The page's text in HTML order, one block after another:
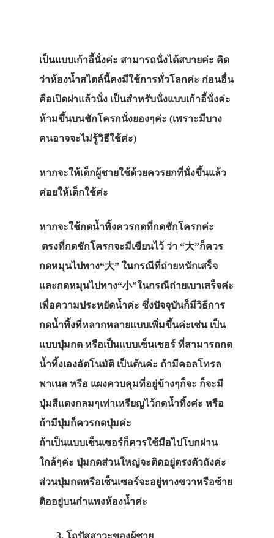
เป็นแบบเก้าอี้นั่งค่ะ สามารถนั่งได้สบายค่ะ คิด
ว่าห้องน้ำสไตล์นี้คงมีใช้การทั่วโลกค่ะ ก่อนอื่น
คือเปิดฝาแล้วนั่ง เป็นสำหรับนั่งแบบเก้าอี้นั่งค่ะ
ห้ามขึ้นบนชักโครกนั่งยองๆค่ะ (เพราะมีบาง
คนอาจจะไม่รู้วิธีใช้ค่ะ)
หากจะให้เด็กผู้ชายใช้ด้วยควรยกที่นั่งขึ้นแล้ว
ค่อยให้เด็กใช้ค่ะ
หากจะใช้กดน้ำทิ้งควรกดที่กดชักโครกค่ะ
ตรงที่กดชักโครกจะมีเขียนไว้ ว่า “大”ก็ควร
กดหมุนไปทาง“大” ในกรณีที่ถ่ายหนักเสร็จ
และกดหมุนไปทาง“小”ในกรณีถ่ายเบาเสร็จค่ะ
เพื่อความประหยัดน้ำค่ะ ซึ่งปัจจุบันก็มีวิธีการ
กดน้ำทิ้งที่หลากหลายแบบเพิ่มขึ้นค่ะเช่น เป็น
แบบปุ่มกด หรือเป็นแบบเซ็นเซอร์ ที่สามารถกด
น้ำทิ้งเองอัตโนมัติ เป็นต้นค่ะ ถ้ามีคอลโทรล
พาเนล หรือ แผงควบคุมที่อยู่ข้างๆก็จะ ก็จะมี
ปุ่มสีแดงกลมๆเท่าเหรียญไว้กดน้ำทิ้งค่ะ หรือ
ถ้ามีปุ่มก็ควรกดปุ่มค่ะ
ถ้าเป็นแบบเซ็นเซอร์ก็ควรใช้มือไปโบกผ่าน
ใกล้ๆค่ะ ปุ่มกดส่วนใหญ่จะติดอยู่ตรงตัวถังค่ะ
ส่วนปุ่มกดหรือเซ็นเซอร์จะอยู่ทางขวาหรือซ้าย
ติออยู่บนกำแพงห้องน้ำค่ะ